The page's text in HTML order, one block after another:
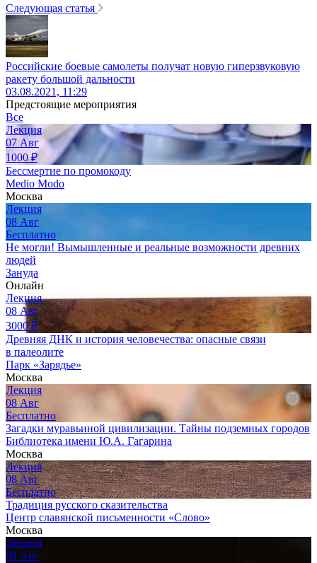
Следующая статья
Российские боевые самолеты получат новую гиперзвуковую
ракету большой дальности
03.08.2021, 11:29
Предстоящие мероприятия
Все
Лекция
07 Авг
1000₽
Бессмертие по промокоду
Medio Modo
Москва
Лекция
08 Авг
Бесплатно
Не могли! Вымышленные и реальные возможности древних
людей
Зануда
Онлайн
Лекция
08 Авг
3000₽
Древняя ДНК и история человечества: опасные связи
в палеолите
Парк «Зарядье»
Москва
Лекция
08 Авг
Бесплатно
Загадки муравьиной цивилизации. Тайны подземных городов
Библиотека имени Ю.А. Гагарина
Москва
Лекция
08 Авг
Бесплатно
Традиция русского сказительства
Центр славянской письменности «Слово»
Москва
Лекция
08 Авг